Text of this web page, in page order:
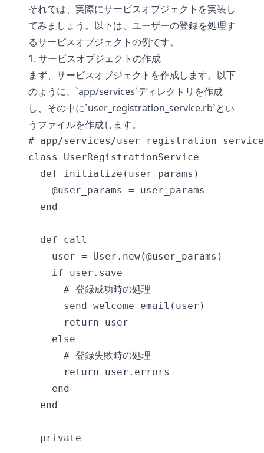
それでは、実際にサービスオブジェクトを実装し
てみましょう。以下は、ユーザーの登録を処理す
るサービスオブジェクトの例です。
1. サービスオブジェクトの作成
まず、サービスオブジェクトを作成します。以下
のように、`app/services`ディレクトリを作成
し、その中に`user_registration_service.rb`とい
うファイルを作成します。
# app/services/
class UserRegistrationService
  def initialize(user_params)
    @user_params = user_params
  end
  def call
    user = User.new(@user_params)
    if user.save
      # 登録成功時の処理
      send_welcome_email(user)
      return user
    else
      # 登録失敗時の処理
      return user.errors
    end
  end
  private